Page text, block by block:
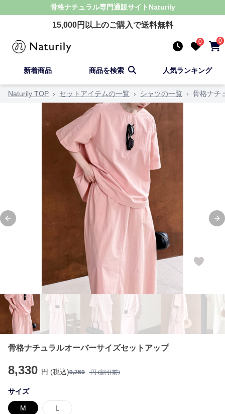
骨格ナチュラル専門通販サイト Naturily
15,000円以上のご購入で送料無料
0 0
新着商品 商品を検索 人気ランキング
Naturily TOP › セットアイテムの一覧 › シャツの一覧 › 骨格ナチ
Previous slide
骨格ナチュラルオーバーサイズセットアップ
8,330 円 (税込)9,260 円 (割引前)
サイズ
M L